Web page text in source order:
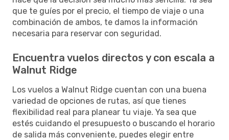
que te guíes por el precio, el tiempo de viaje o una
combinación de ambos, te damos la información
necesaria para reservar con seguridad.
Encuentra vuelos directos y con escala a
Walnut Ridge
Los vuelos a Walnut Ridge cuentan con una buena
variedad de opciones de rutas, así que tienes
flexibilidad real para planear tu viaje. Ya sea que
estés cuidando el presupuesto o buscando el horario
de salida más conveniente, puedes elegir entre